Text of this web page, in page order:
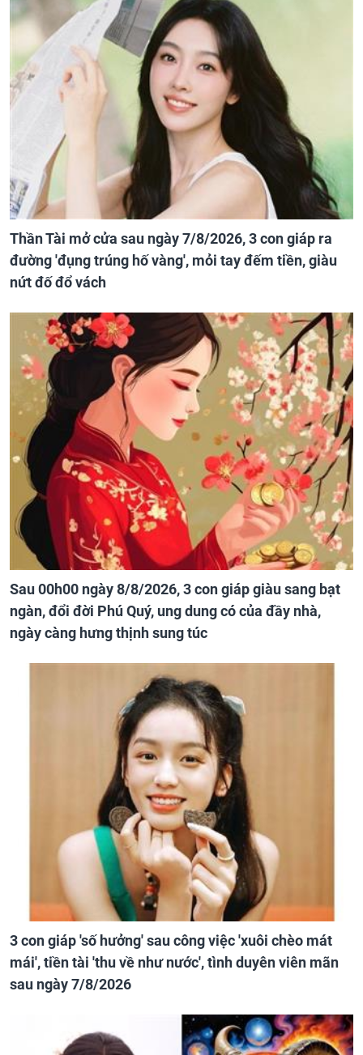
Thần Tài mở cửa sau ngày 7/8/2026, 3 con giáp ra
đường 'đụng trúng hố vàng', mỏi tay đếm tiền, giàu
nứt đố đổ vách
Sau 00h00 ngày 8/8/2026, 3 con giáp giàu sang bạt
ngàn, đổi đời Phú Quý, ung dung có của đầy nhà,
ngày càng hưng thịnh sung túc
3 con giáp 'số hưởng' sau công việc 'xuôi chèo mát
mái', tiền tài 'thu về như nước', tình duyên viên mãn
sau ngày 7/8/2026